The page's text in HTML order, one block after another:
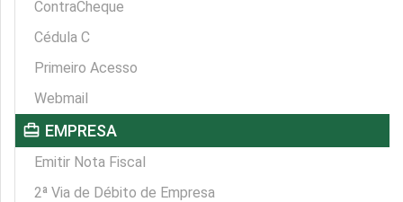
ContraCheque
Cédula C
Primeiro Acesso
Webmail
card_travel EMPRESA
Emitir Nota Fiscal
2ª Via de Débito de Empresa